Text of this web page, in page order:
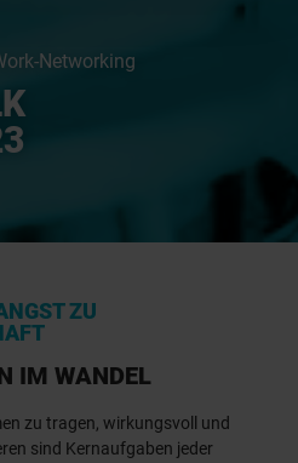
Networking
ZU
IM WANDEL
zu tragen, wirkungsvoll und
sind Kernaufgaben jeder